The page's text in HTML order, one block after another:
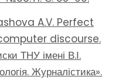
A.V. Perfect
discourse.
ТНУ імені В.І.
Журналістика».